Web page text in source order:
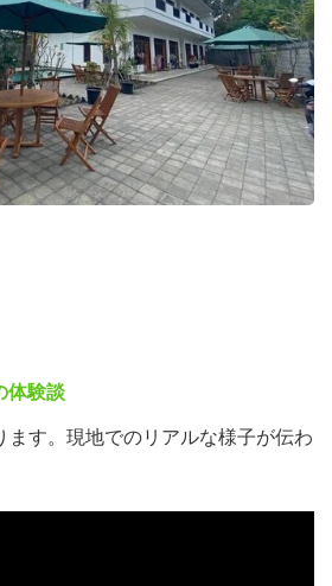
体験談
ます。現地でのリアルな様子が伝わ